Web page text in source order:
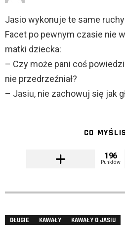
Jasio wykonuje te same
Facet po pewnym czasie nie
matki dziecka:
– Czy może pani coś
nie przedrzeźniał?
– Jasiu, nie zachowuj się jak
CO
196
Punktów
DŁUGIE KAWAŁY KAWAŁY O JASIU